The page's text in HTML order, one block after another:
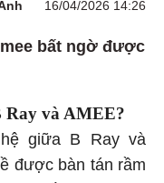
16/04/2026 14:26
bất ngờ được
Ray và AMEE?
giữa B Ray và
được bàn tán rầm